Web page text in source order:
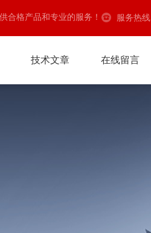
合格产品和专业的服务！ 服务热线
技术文章 在线留言